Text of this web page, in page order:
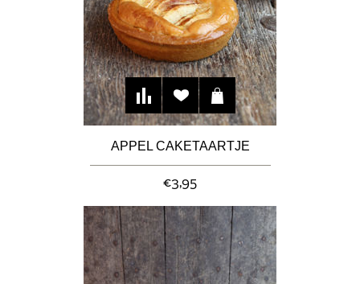
APPEL CAKETAARTJE
€3,95